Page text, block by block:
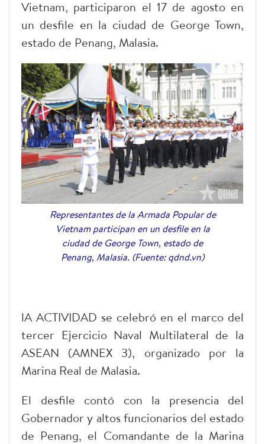
Vietnam, participaron el 17 de agosto en
un desfile en la ciudad de George Town,
estado de Penang, Malasia.
Representantes de la Armada Popular de
Vietnam participan en un desfile en la
ciudad de George Town, estado de
Penang, Malasia. (Fuente: qdnd.vn)
lA ACTIVIDAD se celebró en el marco del
tercer Ejercicio Naval Multilateral de la
ASEAN (AMNEX 3), organizado por la
Marina Real de Malasia.
El desfile contó con la presencia del
Gobernador y altos funcionarios del estado
de Penang, el Comandante de la Marina